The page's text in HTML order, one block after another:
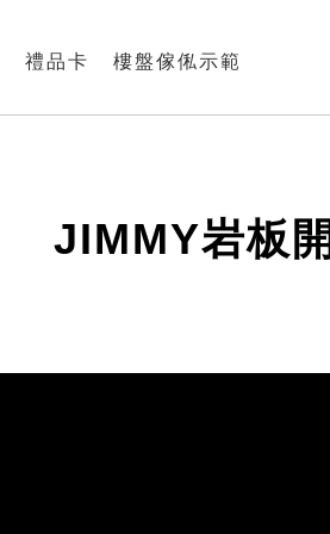
禮品卡 樓盤傢俬示範
JIMMY岩板